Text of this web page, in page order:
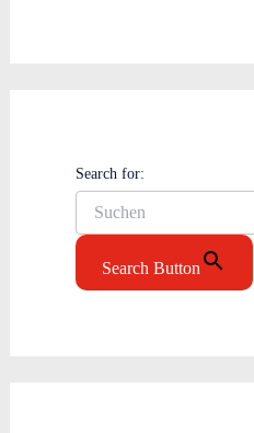
Search for:
Search Button